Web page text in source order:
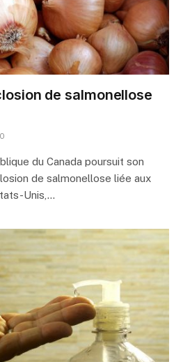
de salmonellose
du Canada poursuit son
de salmonellose liée aux
Unis,…